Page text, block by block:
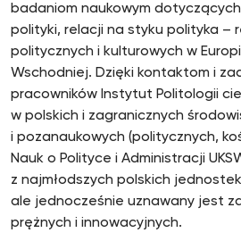
badaniom naukowym
polityki, relacji na styku polityka –
politycznych i kulturowych w
Wschodniej. Dzięki kontaktom i
pracowników Instytut Politologii
w polskich i zagranicznych
i pozanaukowych (politycznych,
Nauk o Polityce i Administracji
z najmłodszych polskich
ale jednocześnie uznawany jest
prężnych i innowacyjnych.